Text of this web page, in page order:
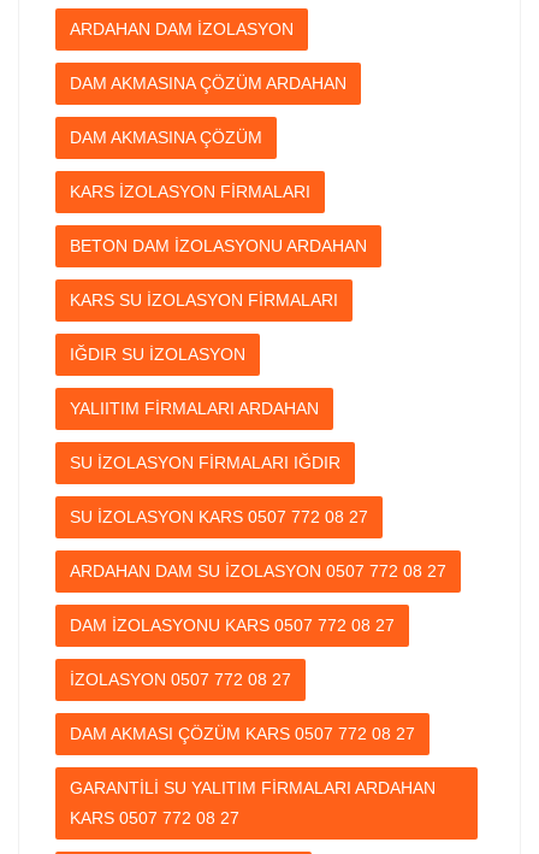
ARDAHAN DAM İZOLASYON
DAM AKMASINA ÇÖZÜM ARDAHAN
DAM AKMASINA ÇÖZÜM
KARS İZOLASYON FİRMALARI
BETON DAM İZOLASYONU ARDAHAN
KARS SU İZOLASYON FİRMALARI
IĞDIR SU İZOLASYON
YALIITIM FİRMALARI ARDAHAN
SU İZOLASYON FİRMALARI IĞDIR
SU İZOLASYON KARS 0507 772 08 27
ARDAHAN DAM SU İZOLASYON 0507 772 08 27
DAM İZOLASYONU KARS 0507 772 08 27
İZOLASYON 0507 772 08 27
DAM AKMASI ÇÖZÜM KARS 0507 772 08 27
GARANTİLİ SU YALITIM FİRMALARI ARDAHAN
KARS 0507 772 08 27